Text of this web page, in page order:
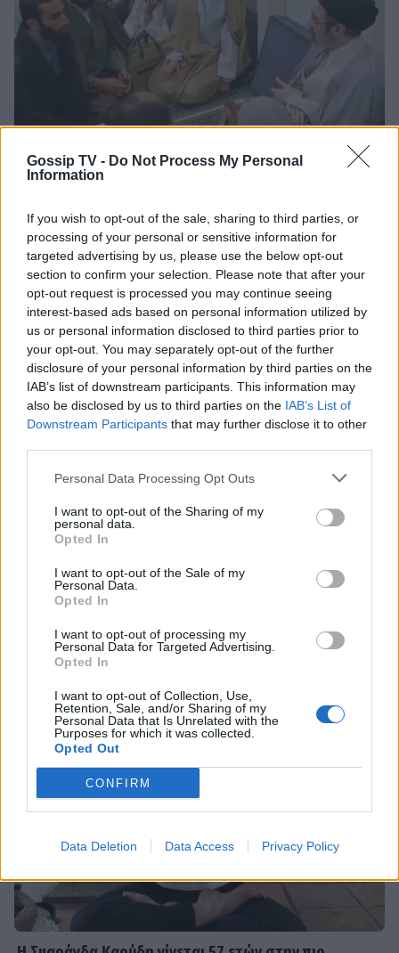
Gossip TV - Do Not Process My Personal
Information
If you wish to opt-out of the sale, sharing to third parties, or
processing of your personal or sensitive information for
targeted advertising by us, please use the below opt-out
section to confirm your selection. Please note that after your
opt-out request is processed you may continue seeing
interest-based ads based on personal information utilized by
us or personal information disclosed to third parties prior to
your opt-out. You may separately opt-out of the further
disclosure of your personal information by third parties on the
IAB’s list of downstream participants. This information may
also be disclosed by us to third parties on the IAB’s List of
Downstream Participants that may further disclose it to other
Personal Data Processing Opt Outs
I want to opt-out of the Sharing of my
personal data.
Opted In
I want to opt-out of the Sale of my
Personal Data.
Opted In
I want to opt-out of processing my
Personal Data for Targeted Advertising.
Opted In
I want to opt-out of Collection, Use,
Retention, Sale, and/or Sharing of my
Personal Data that Is Unrelated with the
Purposes for which it was collected.
Opted Out
CONFIRM
Data Deletion Data Access Privacy Policy
«Ευλογία τα παιδιά» - Η σπάνια
φωτό του Γονίδη με την μικρή του
κόρη! Μαζί στο τιμόνι της βάρκας
ψηλά – Η πτήση με αερόστατο στο
Μεξικό
SHOWBIZ
Η Χρηστίδου στην Κρήτη με stylish
cut-out μαγιό που αναδεικνύει την
κομψή & μαυρισμένη σιλουέτα της
SHOWBIZ
Βαλαβάνη: Εντυπωσιακή σιλουέτα,
εφαρμοστό σικ φόρεμα και wet look
SHOWBIZ
Σταματίνα Τσιμτσιλή: Η εξόρμηση
Σοφό και τον γιο τους
Τηλεθέαση – Το Σόι σου: «Σαρώνει»
ακόμη και στις επαναλήψεις –
Αντίστροφη μέτρηση για τον νέο
Τσερέλα - To βίντεο με την
SHOWBIZ
βίντεο που δείχνει ζωντανό τον ανώτατο ηγέτη του
Ιράν
περιμέναμε